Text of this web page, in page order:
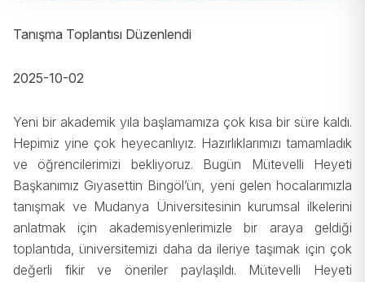
Tanışma Toplantısı Düzenlendi
2025-10-02
Yeni bir akademik yıla başlamamıza çok kısa bir süre kaldı.
Hepimiz yine çok heyecanlıyız. Hazırlıklarımızı tamamladık
ve öğrencilerimizi bekliyoruz. Bugün Mütevelli Heyeti
Başkanımız Gıyasettin Bingöl’ün, yeni gelen hocalarımızla
tanışmak ve Mudanya Üniversitesinin kurumsal ilkelerini
anlatmak için akademisyenlerimizle bir araya geldiği
toplantıda, üniversitemizi daha da ileriye taşımak için çok
değerli fikir ve öneriler paylaşıldı. Mütevelli Heyeti